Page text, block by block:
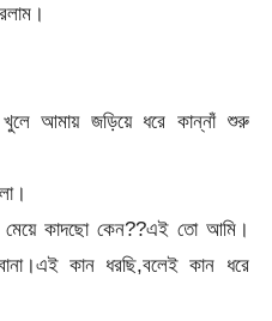
আমায় জড়িয়ে ধরে কান্নাঁ শুরু
মেয়ে কাদছো কেন??এই তো আমি।
কান ধরছি,বলেই কান ধরে